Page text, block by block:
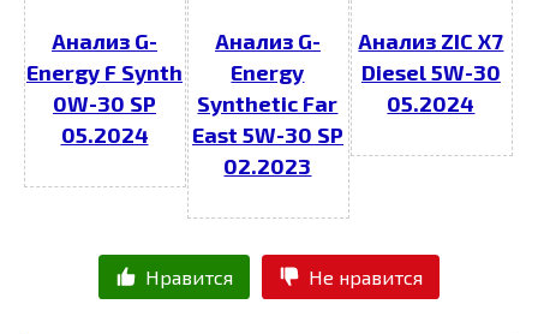
Анализ G-
Energy F Synth
0W-30 SP
05.2024
Анализ G-
Energy
Synthetic Far
East 5W-30 SP
02.2023
Анализ ZIC X7
Diesel 5W-30
05.2024
Нравится Не нравится